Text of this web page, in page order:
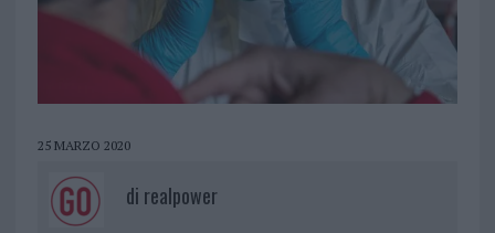
25 MARZO 2020
di realpower